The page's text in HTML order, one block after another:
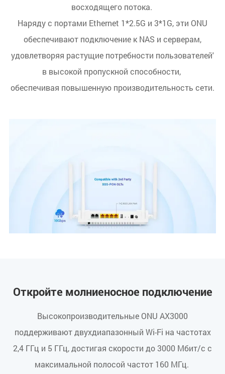
восходящего потока.
Наряду с портами Ethernet 1*2.5G и 3*1G, эти ONU
обеспечивают подключение к NAS и серверам,
удовлетворяя растущие потребности пользователей'
в высокой пропускной способности,
обеспечивая повышенную производительность сети.
Откройте молниеносное подключение
Высокопроизводительные ONU AX3000
поддерживают двухдиапазонный Wi-Fi на частотах
2,4 ГГц и 5 ГГц, достигая скорости до 3000 Мбит/с с
максимальной полосой частот 160 МГц.